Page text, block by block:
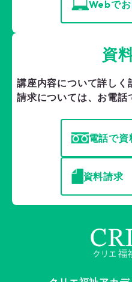
Webで
資
講座内容について詳しく
請求については、お電話
電話で資
資料請求